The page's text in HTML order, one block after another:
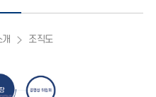
개 조직도